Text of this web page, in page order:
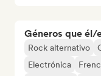
Géneros que él/
Rock alternativo
Electrónica